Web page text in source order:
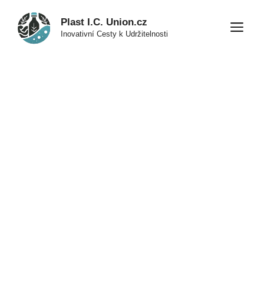
obsah
Plast I.C. Union.cz
Inovativní Cesty k Udržitelnosti